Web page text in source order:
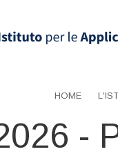
HOME
-